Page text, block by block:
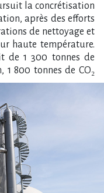
la concrétisation
après des efforts
de nettoyage et
haute température.
de 1 300 tonnes de
1 800 tonnes de CO₂